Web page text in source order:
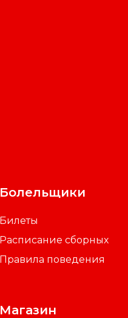
Болельщики
Билеты
Расписание сборных
Правила поведения
Магазин